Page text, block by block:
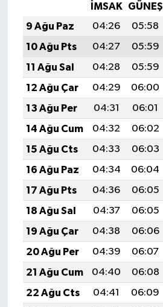
İMSAK GÜNEŞ
9 Ağu Paz
04:26 05:58
10 Ağu Pts
04:27 05:59
11 Ağu Sal
04:28 05:59
12 Ağu Çar
04:29 06:00
13 Ağu Per
04:31 06:01
14 Ağu Cum
04:32 06:02
15 Ağu Cts
04:33 06:03
16 Ağu Paz
04:34 06:04
17 Ağu Pts
04:36 06:05
18 Ağu Sal
04:37 06:05
19 Ağu Çar
04:38 06:06
20 Ağu Per
04:39 06:07
21 Ağu Cum
04:40 06:08
22 Ağu Cts
04:41 06:09